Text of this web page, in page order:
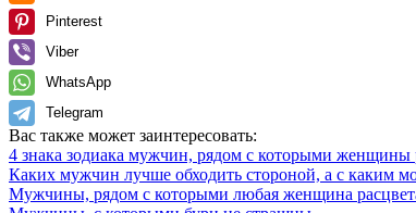
Pinterest
Viber
WhatsApp
Telegram
Вас также может заинтересовать:
4 знака зодиака мужчин, рядом с которыми женщины
Каких мужчин лучше обходить стороной, а с каким
Мужчины, рядом с которыми любая женщина